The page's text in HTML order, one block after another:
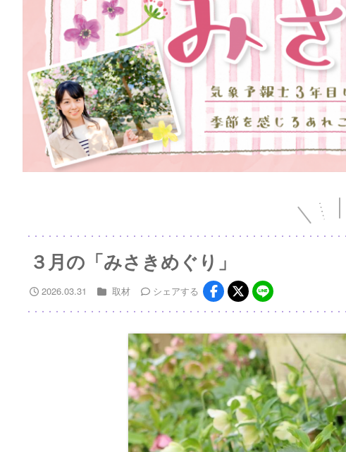
３月の「みさきめぐり」
2026.03.31 取材 シェアする